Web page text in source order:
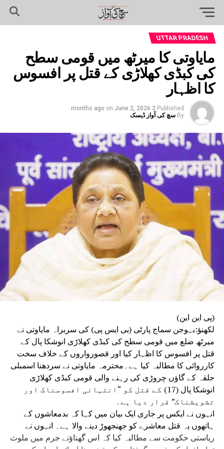
UTTAR PRADESH
مایاوتی کا میرٹھ میں قومی سطح
کی کبڈی کھلاڑی کے قتل پر افسوس
کا اظہار
Published
2 months ago
on June 2, 2026
By سچ کی آواز ڈیسک
(پی این این)
لکھنؤ:بہوجن سماج پارٹی (بی ایس پی) کی سربراہ مایاوتی نے
میرٹھ ضلع میں قومی سطح کی کبڈی کھلاڑی انوشکا پال کے
قتل پر افسوس کا اظہار کیا اور قصورواروں کے خلاف سخت
کارروائی کا مطالبہ کیا ہے۔محترمہ مایاوتی نے سردھنا اسمبلی
حلقہ کے گاؤں چروڑی کی رہنے والی قومی کبڈی کھلاڑی
انوشکا پال (17) کے قتل کو “انتہائی افسوسناک اور
تشویشناک” قرار دیا ہے۔
انہوں نے ایکس پر جاری ایک بیان میں کہا کہ بدمعاشوں کے
ہاتھوں یہ قتل معاشرے کو جھنجھوڑ دینے والا ہے۔ انہوں نے
ریاستی حکومت سے مطالبہ کیا کہ اس گھناؤنے جرم میں ملوث